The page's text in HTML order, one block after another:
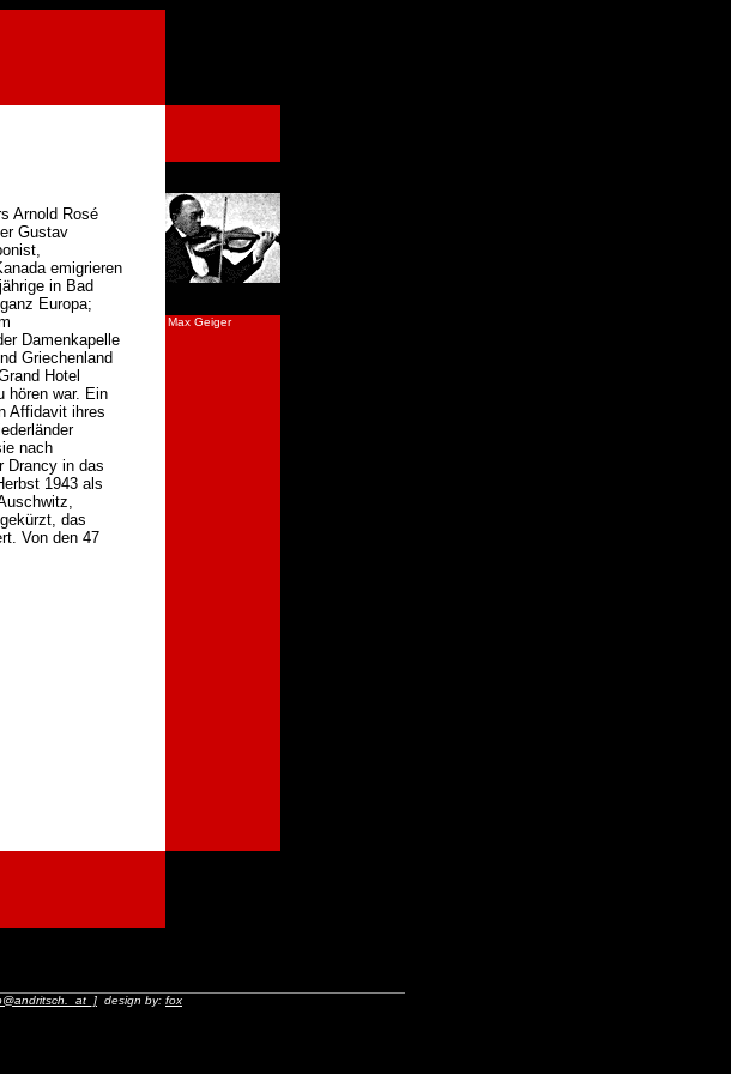
Arnold Rosé
Gustav
emigrieren
in Bad
Europa;
Damenkapelle
Griechenland
Hotel
hören war. Ein
Affidavit ihres
nach
Drancy in das
1943 als
das
Von den 47
Max Geiger
design by: fox